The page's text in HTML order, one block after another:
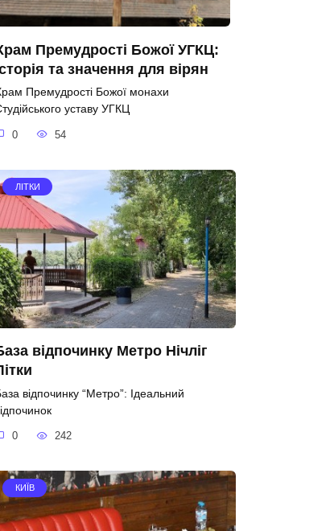
Премудрості Божої УГКЦ:
та значення для вірян
Премудрості Божої монахи
уставу УГКЦ
0 54
ЛІТКИ
відпочинку Метро Нічліг
відпочинку “Метро”: Ідеальний
0 242
КИЇВ